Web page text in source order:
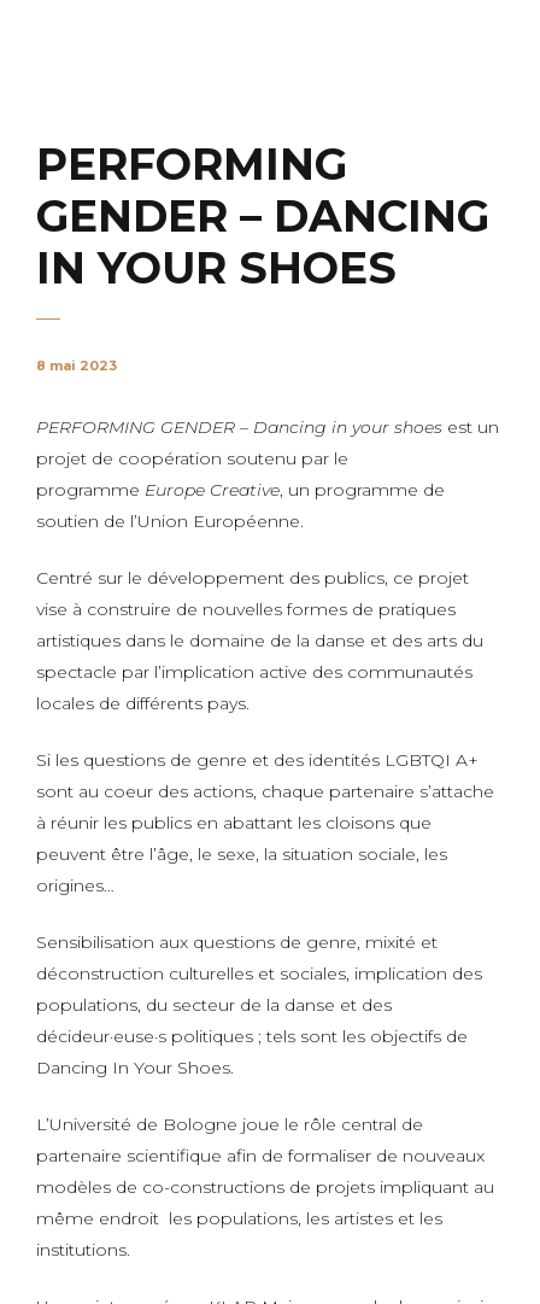
PERFORMING
GENDER – DANCING
IN YOUR SHOES
8 mai 2023
PERFORMING GENDER – Dancing in your shoes est un
projet de coopération soutenu par le
programme Europe Creative, un programme de
soutien de l’Union Européenne.
Centré sur le développement des publics, ce projet
vise à construire de nouvelles formes de pratiques
artistiques dans le domaine de la danse et des arts du
spectacle par l’implication active des communautés
locales de différents pays.
Si les questions de genre et des identités LGBTQI A+
sont au coeur des actions, chaque partenaire s’attache
à réunir les publics en abattant les cloisons que
peuvent être l’âge, le sexe, la situation sociale, les
origines…
Sensibilisation aux questions de genre, mixité et
déconstruction culturelles et sociales, implication des
populations, du secteur de la danse et des
décideur·euse·s politiques ; tels sont les objectifs de
Dancing In Your Shoes.
L’Université de Bologne joue le rôle central de
partenaire scientifique afin de formaliser de nouveaux
modèles de co-constructions de projets impliquant au
même endroit les populations, les artistes et les
institutions.